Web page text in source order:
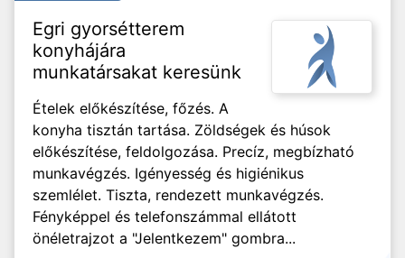
Egri gyorsétterem
konyhájára
munkatársakat keresünk
Ételek előkészítése, főzés. A
konyha tisztán tartása. Zöldségek és húsok
előkészítése, feldolgozása. Precíz, megbízható
munkavégzés. Igényesség és higiénikus
szemlélet. Tiszta, rendezett munkavégzés.
Fényképpel és telefonszámmal ellátott
önéletrajzot a "Jelentkezem" gombra...